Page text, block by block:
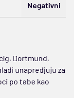
Negativni
Dortmund,
unapredjuju za
po tebe kao